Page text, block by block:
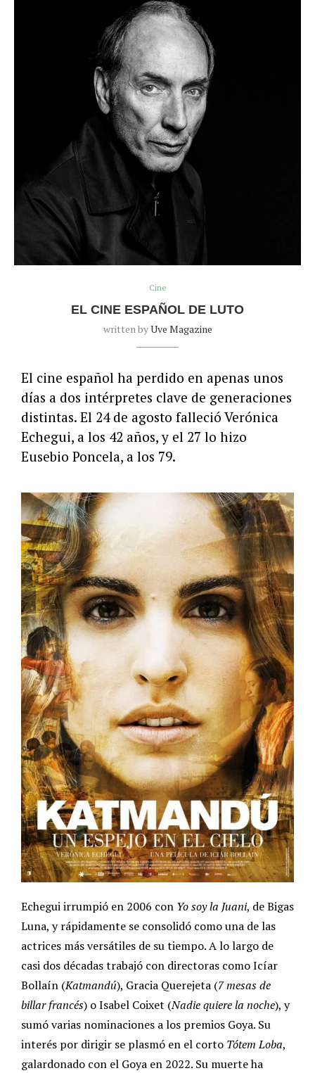
Cine
EL CINE ESPAÑOL DE LUTO
written byUve Magazine
El cine español ha perdido en apenas unos
días a dos intérpretes clave de generaciones
distintas. El 24 de agosto falleció Verónica
Echegui, a los 42 años, y el 27 lo hizo
Eusebio Poncela, a los 79.
Echegui irrumpió en 2006 con Yo soy la Juani, de Bigas
Luna, y rápidamente se consolidó como una de las
actrices más versátiles de su tiempo. A lo largo de
casi dos décadas trabajó con directoras como Icíar
Bollaín (Katmandú), Gracia Querejeta (7 mesas de
billar francés) o Isabel Coixet (Nadie quiere la noche), y
sumó varias nominaciones a los premios Goya. Su
interés por dirigir se plasmó en el corto Tótem Loba,
galardonado con el Goya en 2022. Su muerte ha